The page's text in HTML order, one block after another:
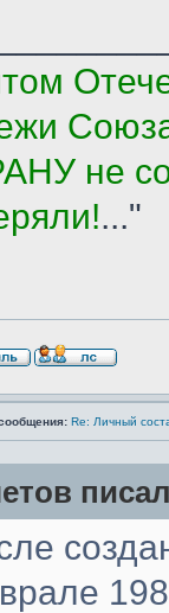
не
..."
Re: Личный